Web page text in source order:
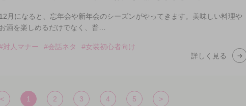
12月になると、忘年会や新年会のシーズンがやってきます。美味しい料理や
お酒を楽しめるだけでなく、普…
対人マナー #会話ネタ
#女装初心者向け
詳しく見る
< 1 2 3 4 5 >